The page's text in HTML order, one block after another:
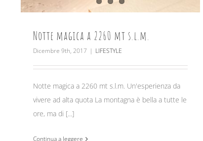
Notte magica a 2260 mt s.l.m.
Dicembre 9th, 2017 | LIFESTYLE
Notte magica a 2260 mt s.l.m. Un'esperienza da
vivere ad alta quota La montagna è bella a tutte le
ore, ma di [...]
Continua a leggere